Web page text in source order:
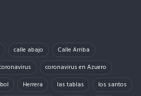
calle abajo
Calle Arriba
coronavirus en Azuero
Herrera las tablas
los santos